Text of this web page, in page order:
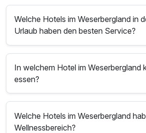
Welche Hotels im Weserbergland in
Urlaub haben den besten Service?
In welchem Hotel im Weserbergland
essen?
Welche Hotels im Weserbergland
Wellnessbereich?